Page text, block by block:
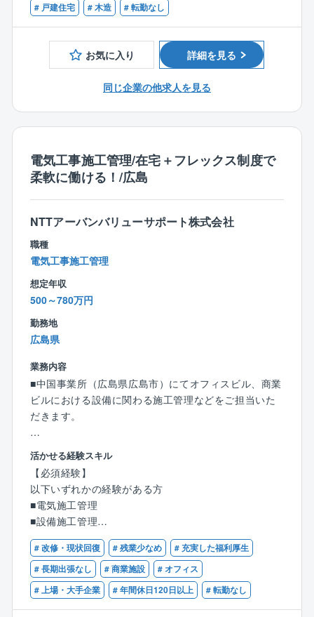
■顧客との打ち合わせ
顧客の趣味嗜好やライフスタイル、理想等、様々な想
いを聴き取ります。
■設計図面作成／提案
ヒアリングした顧客の想いをもとに図面を作成し、提
案します。
量
様々な工程に携わります。家具や照明の設置等に関し
※ベテランの設計メンバーの場合、1人あたり年間およ
そ15～20棟を手掛けています。
【中途入社者】
設計事務所からの入社が大半ですが、同社営業職から
のポジションチェンジの方もご活躍されてます。
（年収600万～）での採用も検討可能です。
【組織構成：広島市店（例）】
10名（20～40代）
新卒で入社して5年以内の方の割合が多い（5名程）
男女比 5：5
社風・上司について：
非常に温和で優しい上司が在籍しています。
業務上の困りごとや質問に対しても、一から丁寧に教
える風土が根付いているため、キャリアの浅い方でも
【残業について】
メンバークラス（20代）の方は20時間程
役職者は30～50時間程。
【歓迎】
■建築士資格（一級または二級）
■宅地建物取引士
# 戸建住宅
# 木造 # 転勤なし
お気に入り 詳細を見る
同じ企業の他求人を見る
電気工事施工管理/在宅＋フレックス制度で
柔軟に働ける！/広島
NTTアーバンバリューサポート株式会社
職種
電気工事施工管理
想定年収
500～780万円
勤務地
広島県
業務内容
■中国事業所（広島県広島市）にてオフィスビル、商業
ビルにおける設備に関わる施工管理などをご担当いた
だきます。
【具体的には】
■オフィスビル、商業ビルにおける建築/電気/設備に関
わる施工管理
■受託管理をしているオフィスビルの建物設備の維持管
理
■オーナーやテナントへの計画立案、予算策定、契約、
進捗報告
■協力会社への見積査定、契約、品質管理、工程管理、
安全管理、完成検査
■リニューアル工事、入退去工事
■中長期修繕計画の策定/実施
活かせる経験スキル
【必須経験】
以下いずれかの経験がある方
■電気施工管理
■設備施工管理
■オフィス移転やレイアウト変更
■建物、設備の維持管理
※オフィスビル/商業ビル以外でも幅広い範囲のご経験
の方のエントリーをお待ちしております！
# 改修・現状回復 # 残業少なめ
# 充実した福利厚生
# 長期出張なし
# 商業施設
# オフィス
# 上場・大手企業
# 年間休日120日以上 # 転勤なし